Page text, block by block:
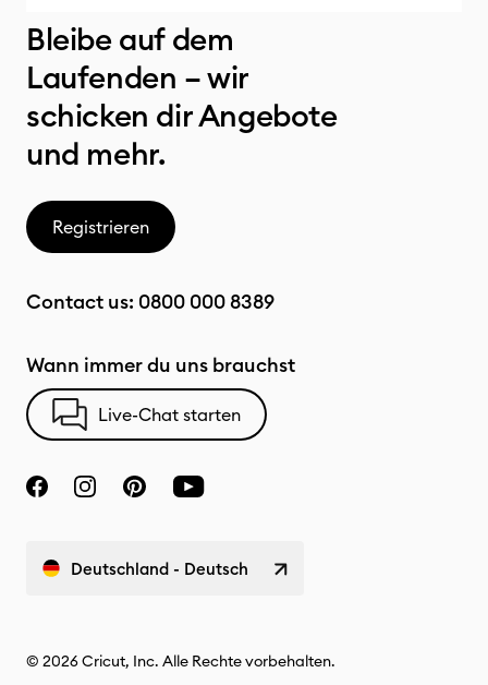
Bleibe auf dem
Laufenden – wir
schicken dir Angebote
und mehr.
Registrieren
Contact us: 0800 000 8389
Wann immer du uns brauchst
Live-Chat starten
Deutschland - Deutsch
© 2026 Cricut, Inc. Alle Rechte vorbehalten.